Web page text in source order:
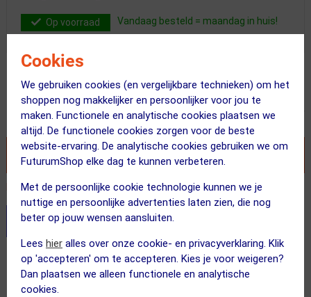
Cookies
We gebruiken cookies (en vergelijkbare technieken) om het
shoppen nog makkelijker en persoonlijker voor jou te
maken. Functionele en analytische cookies plaatsen we
altijd. De functionele cookies zorgen voor de beste
website-ervaring. De analytische cookies gebruiken we om
FuturumShop elke dag te kunnen verbeteren.
Met de persoonlijke cookie technologie kunnen we je
nuttige en persoonlijke advertenties laten zien, die nog
beter op jouw wensen aansluiten.
Lees hier alles over onze cookie- en privacyverklaring. Klik
op 'accepteren' om te accepteren. Kies je voor weigeren?
Dan plaatsen we alleen functionele en analytische
cookies.
Op voorraad Vandaag besteld = maandag in huis!
44.95 18.95
Inclusief BTW
VOEG TOE AAN WINKELWAGEN
Recent besteld door 2 klanten! Bestel ook snel!
Stel je productvragen aan onze AI assistent
Gratis verzending vanaf €49
Vandaag besteld = maandag in huis!